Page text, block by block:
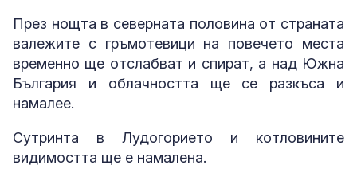
През нощта в северната половина от страната
валежите с гръмотевици на повечето места
временно ще отслабват и спират, а над Южна
България и облачността ще се разкъса и
намалее.
Сутринта в Лудогорието и котловините
видимостта ще е намалена.